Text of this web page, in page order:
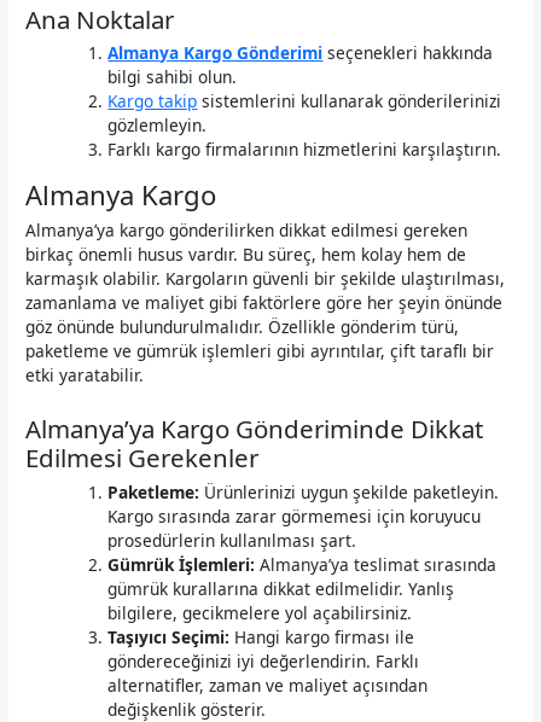
Ana Noktalar
Almanya Kargo Gönderimi seçenekleri hakkında
bilgi sahibi olun.
Kargo takip sistemlerini kullanarak gönderilerinizi
gözlemleyin.
Farklı kargo firmalarının hizmetlerini karşılaştırın.
Almanya Kargo
Almanya’ya kargo gönderilirken dikkat edilmesi gereken
birkaç önemli husus vardır. Bu süreç, hem kolay hem de
karmaşık olabilir. Kargoların güvenli bir şekilde ulaştırılması,
zamanlama ve maliyet gibi faktörlere göre her şeyin önünde
göz önünde bulundurulmalıdır. Özellikle gönderim türü,
paketleme ve gümrük işlemleri gibi ayrıntılar, çift taraflı bir
etki yaratabilir.
Almanya’ya Kargo Gönderiminde Dikkat
Edilmesi Gerekenler
Paketleme: Ürünlerinizi uygun şekilde paketleyin.
Kargo sırasında zarar görmemesi için koruyucu
prosedürlerin kullanılması şart.
Gümrük İşlemleri: Almanya’ya teslimat sırasında
gümrük kurallarına dikkat edilmelidir. Yanlış
bilgilere, gecikmelere yol açabilirsiniz.
Taşıyıcı Seçimi: Hangi kargo firması ile
göndereceğinizi iyi değerlendirin. Farklı
alternatifler, zaman ve maliyet açısından
değişkenlik gösterir.